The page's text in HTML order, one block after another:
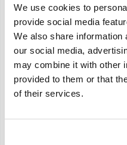
We use cookies to
provide social media
We also share information
our social media,
may combine it with other
provided to them or that
of their services.
Specificaties
Merk
Artikelcode
OE referentie